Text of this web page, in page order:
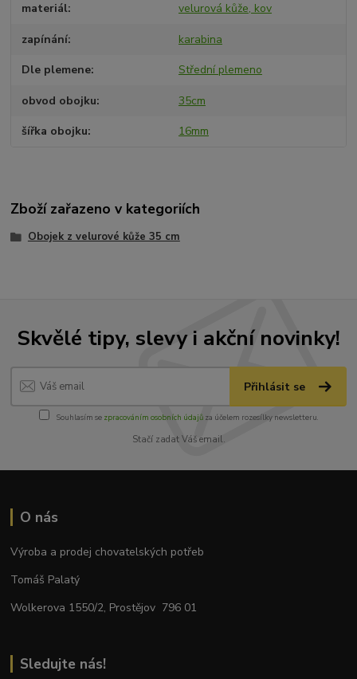
materiál velurová kůže, kov
zapínání karabina
Dle plemene Střední plemeno
obvod obojku 35cm
šířka obojku 16mm
Zboží zařazeno v kategoriích
Obojek z velurové kůže 35 cm
Skvělé tipy, slevy i akční novinky!
Přihlásit se
Souhlasím se zpracováním osobních údajůza účelem rozesílky newsletteru.
Stačí zadat Váš email.
O nás
Výroba a prodej chovatelských potřeb
Tomáš Palatý
Wolkerova 1550/2, Prostějov 796 01
Sledujte nás!